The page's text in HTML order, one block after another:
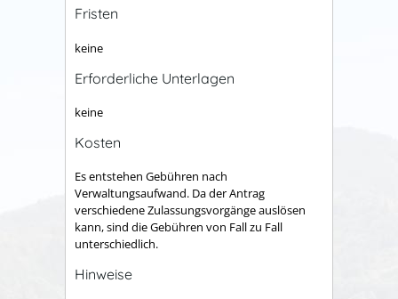
Fristen
keine
Erforderliche Unterlagen
keine
Kosten
Es entstehen Gebühren nach
Verwaltungsaufwand. Da der Antrag
verschiedene Zulassungsvorgänge auslösen
kann, sind die Gebühren von Fall zu Fall
unterschiedlich.
Hinweise